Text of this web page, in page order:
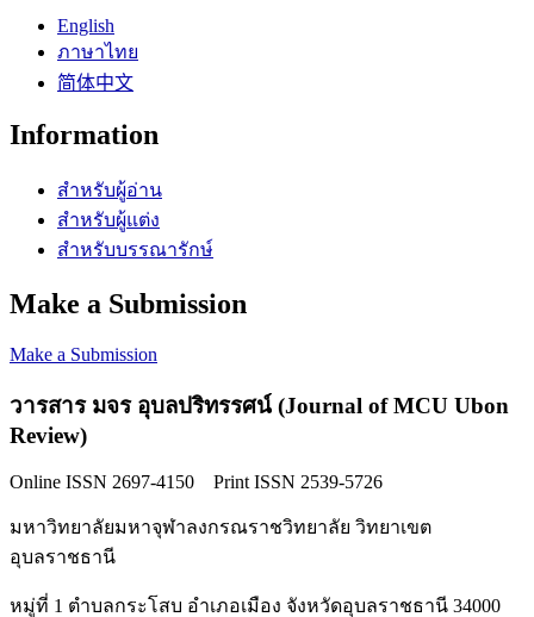
English
ภาษาไทย
简体中文
Information
สำหรับผู้อ่าน
สำหรับผู้แต่ง
สำหรับบรรณารักษ์
Make a Submission
Make a Submission
วารสาร มจร อุบลปริทรรศน์ (Journal of MCU Ubon
Review)
Online ISSN 2697-4150 Print ISSN 2539-5726
มหาวิทยาลัยมหาจุฬาลงกรณราชวิทยาลัย วิทยาเขต
อุบลราชธานี
หมู่ที่ 1 ตำบลกระโสบ อำเภอเมือง จังหวัดอุบลราชธานี 34000